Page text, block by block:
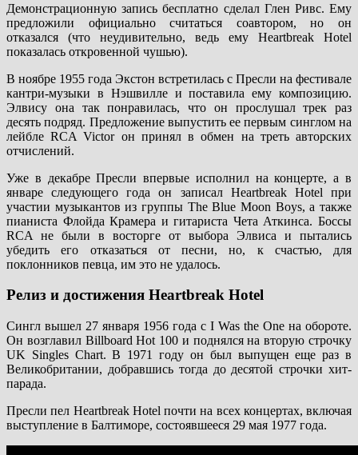
Демонстрационную запись бесплатно сделал Глен Ривс. Ему
предложили официально считаться соавтором, но он
отказался (что неудивительно, ведь ему Heartbreak Hotel
показалась откровенной чушью).
В ноябре 1955 года Экстон встретилась с Пресли на фестивале
кантри-музыки в Нэшвилле и поставила ему композицию.
Элвису она так понравилась, что он прослушал трек раз
десять подряд. Предложение выпустить ее первым синглом на
лейбле RCA Victor он принял в обмен на треть авторских
отчислений.
Уже в декабре Пресли впервые исполнил на концерте, а в
январе следующего года он записал Heartbreak Hotel при
участии музыкантов из группы The Blue Moon Boys, а также
пианиста Флойда Крамера и гитариста Чета Аткинса. Боссы
RCA не были в восторге от выбора Элвиса и пытались
убедить его отказаться от песни, но, к счастью, для
поклонников певца, им это не удалось.
Релиз и достижения Heartbreak Hotel
Сингл вышел 27 января 1956 года с I Was the One на обороте.
Он возглавил Billboard Hot 100 и поднялся на вторую строчку
UK Singles Chart. В 1971 году он был выпущен еще раз в
Великобритании, добравшись тогда до десятой строчки хит-
парада.
Пресли пел Heartbreak Hotel почти на всех концертах, включая
выступление в Балтиморе, состоявшееся 29 мая 1977 года.